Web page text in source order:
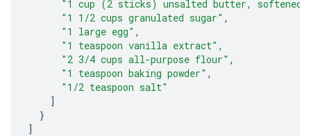
"1 cup (2 sticks) unsalted butter, softened"
"1 1/2 cups granulated sugar" ,
"1 large egg" ,
"1 teaspoon vanilla extract" ,
"2 3/4 cups all-purpose flour" ,
"1 teaspoon baking powder" ,
"1/2 teaspoon salt"
]
}
]